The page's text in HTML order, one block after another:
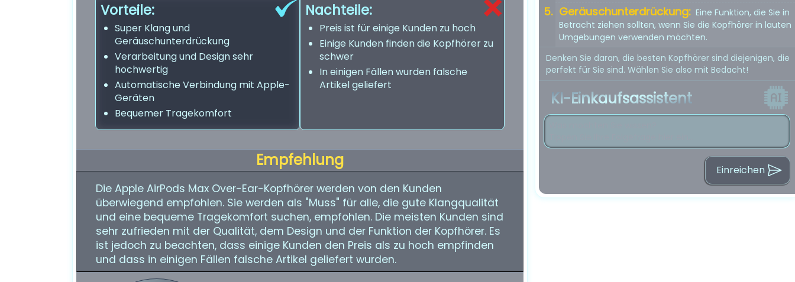
Vorteile:
Super Klang und
Geräuschunterdrückung
Verarbeitung und Design sehr
hochwertig
Automatische Verbindung mit Apple-
Geräten
Bequemer Tragekomfort
Nachteile:
Preis ist für einige Kunden zu hoch
Einige Kunden finden die Kopfhörer zu
schwer
In einigen Fällen wurden falsche
Artikel geliefert
Empfehlung
Die Apple AirPods Max Over-Ear-Kopfhörer werden von den Kunden
überwiegend empfohlen. Sie werden als "Muss" für alle, die gute Klangqualität
und eine bequeme Tragekomfort suchen, empfohlen. Die meisten Kunden sind
sehr zufrieden mit der Qualität, dem Design und der Funktion der Kopfhörer. Es
ist jedoch zu beachten, dass einige Kunden den Preis als zu hoch empfinden
und dass in einigen Fällen falsche Artikel geliefert wurden.
Geräuschunterdrückung: Eine Funktion, die Sie in
Betracht ziehen sollten, wenn Sie die Kopfhörer in lauten
Umgebungen verwenden möchten.
Denken Sie daran, die besten Kopfhörer sind diejenigen, die
perfekt für Sie sind. Wählen Sie also mit Bedacht!
KI-Einkaufsassistent
Einreichen